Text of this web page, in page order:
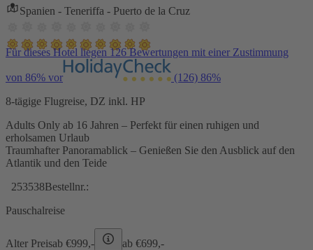
Spanien - Teneriffa - Puerto de la Cruz
Für dieses Hotel liegen 126 Bewertungen mit einer Zustimmung
von 86% vor (126) 86%
8-tägige Flugreise, DZ inkl. HP
Adults Only ab 16 Jahren – Perfekt für einen ruhigen und
erholsamen Urlaub
Traumhafter Panoramablick – Genießen Sie den Ausblick auf den
Atlantik und den Teide
253538Bestellnr.:
Pauschalreise
Alter Preisab €999,- ab €699,-